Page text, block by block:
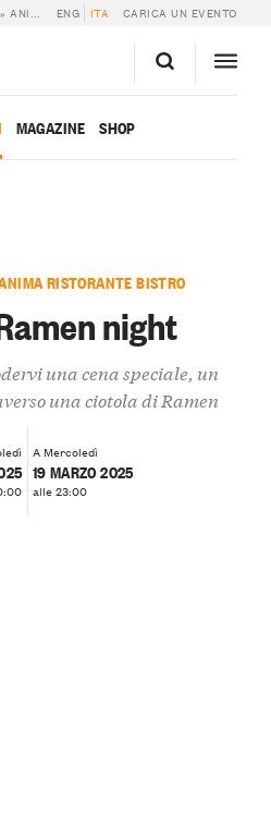
»ANIMA: RAMEN NIGHT ENG ITA CARICA UN EVENTO
MAGAZINE SHOP
RISTORANTE BISTRO
night
una cena speciale, un
una ciotola di Ramen
A Mercoledì
19 MARZO 2025
alle 23:00